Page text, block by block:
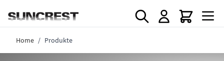
Home / Produkte